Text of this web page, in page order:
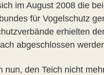
im August 2008 die
für Vogelschutz
erhielten
abgeschlossen
den Teich nicht